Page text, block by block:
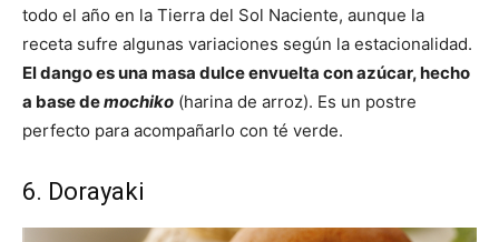
todo el año en la Tierra del Sol Naciente, aunque la
receta sufre algunas variaciones según la estacionalidad.
El dango es una masa dulce envuelta con azúcar, hecho
a base demochiko (harina de arroz). Es un postre
perfecto para acompañarlo con té verde.
6. Dorayaki